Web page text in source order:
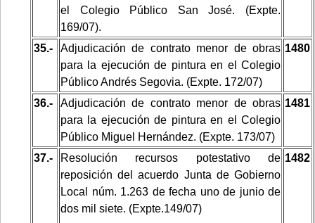
el Colegio Público San José. (Expte.
169/07).
35.-
Adjudicación de contrato menor de obras
para la ejecución de pintura en el Colegio
Público Andrés Segovia. (Expte. 172/07)
1480
36.-
Adjudicación de contrato menor de obras
para la ejecución de pintura en el Colegio
Público Miguel Hernández. (Expte. 173/07)
1481
37.-
Resolución recursos potestativo de
reposición del acuerdo Junta de Gobierno
Local núm. 1.263 de fecha uno de junio de
dos mil siete. (Expte.149/07)
1482